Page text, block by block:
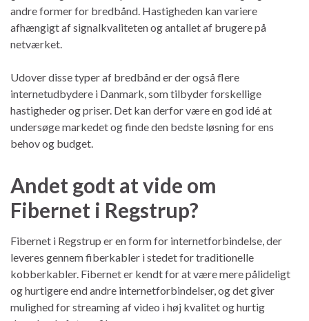
andre former for bredbånd. Hastigheden kan variere
afhængigt af signalkvaliteten og antallet af brugere på
netværket.
Udover disse typer af bredbånd er der også flere
internetudbydere i Danmark, som tilbyder forskellige
hastigheder og priser. Det kan derfor være en god idé at
undersøge markedet og finde den bedste løsning for ens
behov og budget.
Andet godt at vide om
Fibernet i Regstrup?
Fibernet i Regstrup er en form for internetforbindelse, der
leveres gennem fiberkabler i stedet for traditionelle
kobberkabler. Fibernet er kendt for at være mere pålideligt
og hurtigere end andre internetforbindelser, og det giver
mulighed for streaming af video i høj kvalitet og hurtig